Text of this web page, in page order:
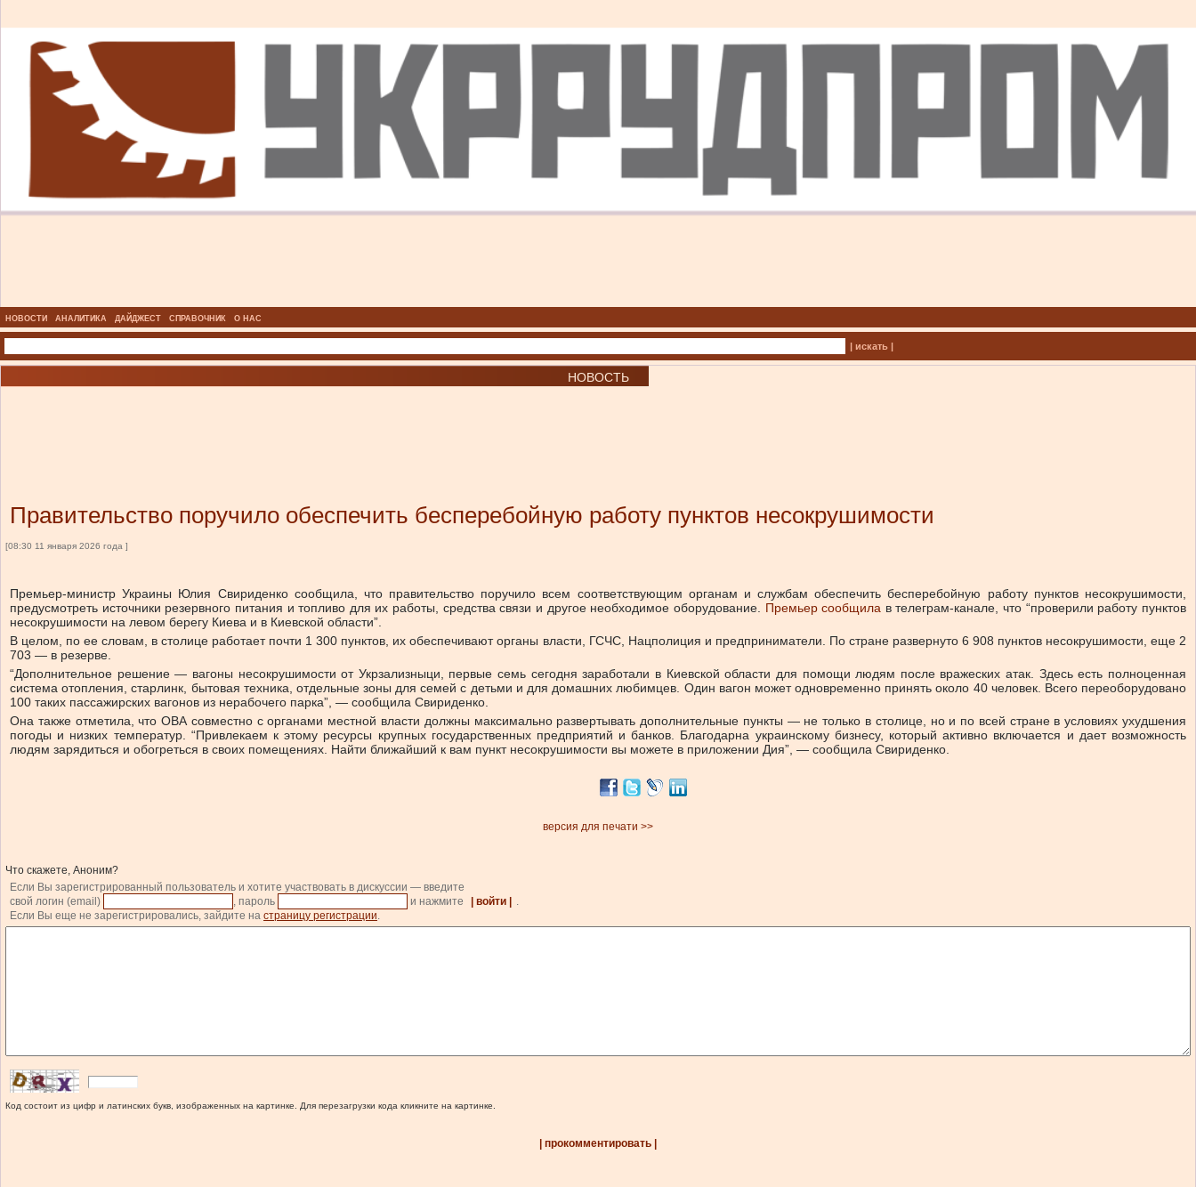
НОВОСТИ АНАЛИТИКА ДАЙДЖЕСТ СПРАВОЧНИК О НАС
| искать |
НОВОСТЬ
Правительство поручило обеспечить бесперебойную работу пунктов несокрушимости
[08:30 11 января 2026 года ]
Премьер-министр Украины Юлия Свириденко сообщила, что правительство поручило всем соответствующим органам и службам обеспечить бесперебойную работу пунктов несокрушимости,
предусмотреть источники резервного питания и топливо для их работы, средства связи и другое необходимое оборудование. Премьер сообщила в телеграм-канале, что “проверили работу пунктов
несокрушимости на левом берегу Киева и в Киевской области”.
В целом, по ее словам, в столице работает почти 1 300 пунктов, их обеспечивают органы власти, ГСЧС, Нацполиция и предприниматели. По стране развернуто 6 908 пунктов несокрушимости, еще 2
703 — в резерве.
“Дополнительное решение — вагоны несокрушимости от Укрзализныци, первые семь сегодня заработали в Киевской области для помощи людям после вражеских атак. Здесь есть полноценная
система отопления, старлинк, бытовая техника, отдельные зоны для семей с детьми и для домашних любимцев. Один вагон может одновременно принять около 40 человек. Всего переоборудовано
100 таких пассажирских вагонов из нерабочего парка”, — сообщила Свириденко.
Она также отметила, что ОВА совместно с органами местной власти должны максимально развертывать дополнительные пункты — не только в столице, но и по всей стране в условиях ухудшения
погоды и низких температур. “Привлекаем к этому ресурсы крупных государственных предприятий и банков. Благодарна украинскому бизнесу, который активно включается и дает возможность
людям зарядиться и обогреться в своих помещениях. Найти ближайший к вам пункт несокрушимости вы можете в приложении Дия”, — сообщила Свириденко.
версия для печати >>
Что скажете, Аноним?
Если Вы зарегистрированный пользователь и хотите участвовать в дискуссии — введите
свой логин (email)
, пароль и нажмите | войти |
.
Если Вы еще не зарегистрировались, зайдите на страницу регистрации.
Код состоит из цифр и латинских букв, изображенных на картинке. Для перезагрузки кода кликните на картинке.
| прокомментировать |